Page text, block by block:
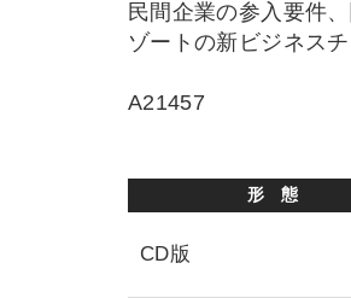
民間企業の参入要件
ゾートの新ビジネス
A21457
形 態
CD版